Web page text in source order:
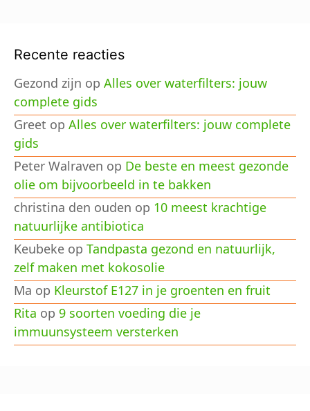
Recente reacties
Gezond zijn op Alles over waterfilters: jouw
complete gids
Greet op Alles over waterfilters: jouw complete
gids
Peter Walraven op De beste en meest gezonde
olie om bijvoorbeeld in te bakken
christina den ouden op 10 meest krachtige
natuurlijke antibiotica
Keubeke op Tandpasta gezond en natuurlijk,
zelf maken met kokosolie
Ma op Kleurstof E127 in je groenten en fruit
Rita op 9 soorten voeding die je
immuunsysteem versterken